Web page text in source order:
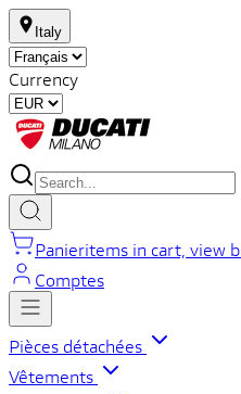
Italy
Currency
Panieritems in cart, view
Comptes
Pièces détachées
Vêtements